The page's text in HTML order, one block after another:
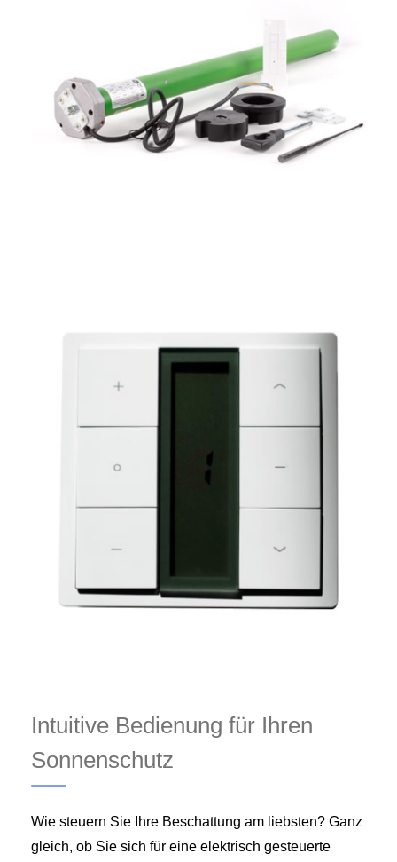
Intuitive Bedienung für Ihren
Sonnenschutz
Wie steuern Sie Ihre Beschattung am liebsten? Ganz
gleich, ob Sie sich für eine elektrisch gesteuerte